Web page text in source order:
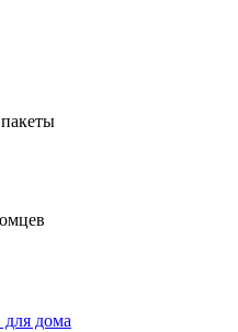
для дома